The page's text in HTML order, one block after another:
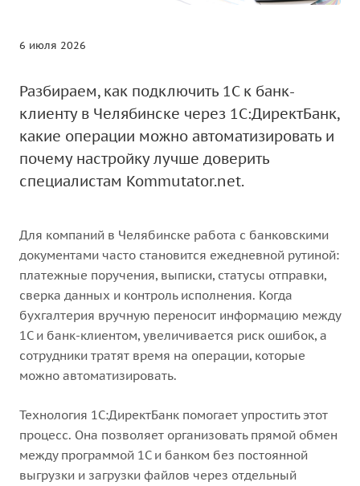
6 июля 2026
Разбираем, как подключить 1С к банк-
клиенту в Челябинске через 1С:ДиректБанк,
какие операции можно автоматизировать и
почему настройку лучше доверить
специалистам Kommutator.net.
Для компаний в Челябинске работа с банковскими
документами часто становится ежедневной рутиной:
платежные поручения, выписки, статусы отправки,
сверка данных и контроль исполнения. Когда
бухгалтерия вручную переносит информацию между
1С и банк-клиентом, увеличивается риск ошибок, а
сотрудники тратят время на операции, которые
можно автоматизировать.
Технология 1С:ДиректБанк помогает упростить этот
процесс. Она позволяет организовать прямой обмен
между программой 1С и банком без постоянной
выгрузки и загрузки файлов через отдельный